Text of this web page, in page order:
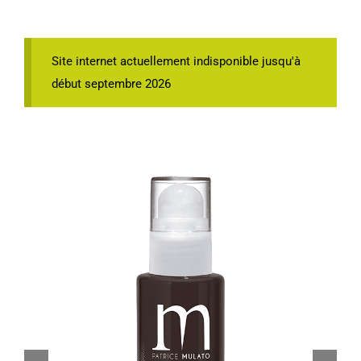
Site internet actuellement indisponible jusqu'à
début septembre 2026